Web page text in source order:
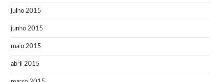
julho 2015
junho 2015
maio 2015
abril 2015